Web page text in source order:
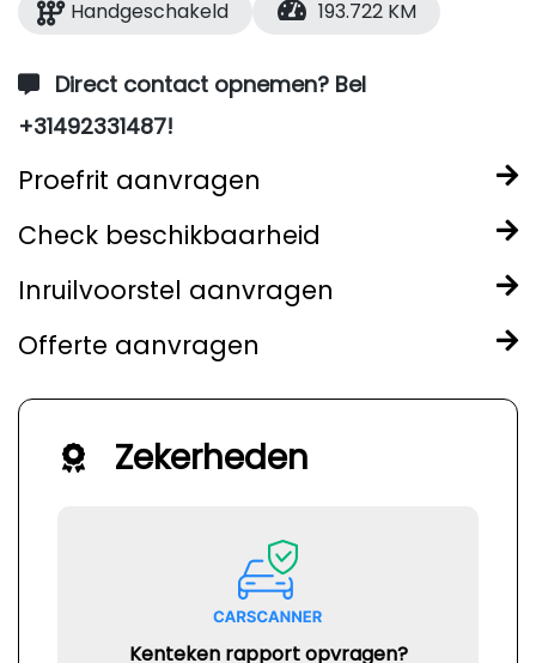
Handgeschakeld
193.722 KM
Direct contact opnemen? Bel
+31492331487!
Proefrit aanvragen
Check beschikbaarheid
Inruilvoorstel aanvragen
Offerte aanvragen
Zekerheden
Kenteken rapport opvragen?